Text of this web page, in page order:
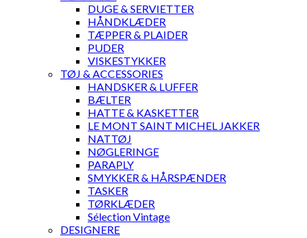
DUGE & SERVIETTER
HÅNDKLÆDER
TÆPPER & PLAIDER
PUDER
VISKESTYKKER
TØJ & ACCESSORIES
HANDSKER & LUFFER
BÆLTER
HATTE & KASKETTER
LE MONT SAINT MICHEL JAKKER
NATTØJ
NØGLERINGE
PARAPLY
SMYKKER & HÅRSPÆNDER
TASKER
TØRKLÆDER
Sélection Vintage
DESIGNERE